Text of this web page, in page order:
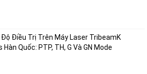
Độ Điều Trị Trên Máy Laser TribeamK
Hàn Quốc: PTP, TH, G Và GN Mode